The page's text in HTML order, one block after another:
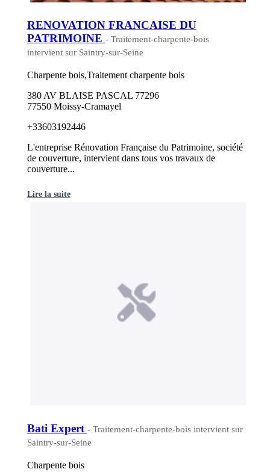
RENOVATION FRANCAISE DU
PATRIMOINE - Traitement-charpente-bois
intervient sur Saintry-sur-Seine
Charpente bois,Traitement charpente bois
380 AV BLAISE PASCAL 77296
77550 Moissy-Cramayel
+33603192446
L'entreprise Rénovation Française du Patrimoine, société
de couverture, intervient dans tous vos travaux de
couverture...
Lire la suite
Bati Expert - Traitement-charpente-bois intervient sur
Saintry-sur-Seine
Charpente bois